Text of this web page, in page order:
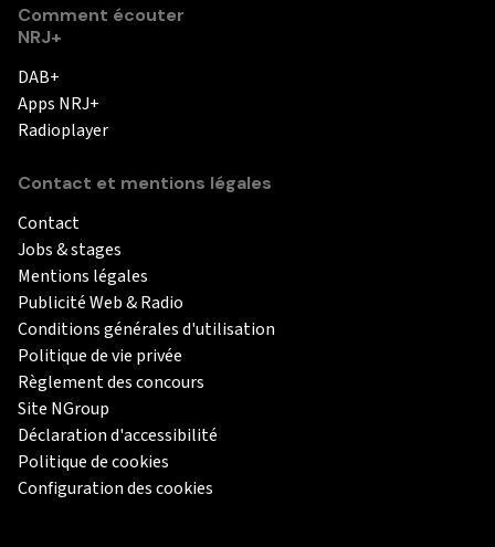
Comment écouter
NRJ+
DAB+
Apps NRJ+
Radioplayer
Contact et mentions légales
Contact
Jobs & stages
Mentions légales
Publicité Web & Radio
Conditions générales d'utilisation
Politique de vie privée
Règlement des concours
Site NGroup
Déclaration d'accessibilité
Politique de cookies
Configuration des cookies